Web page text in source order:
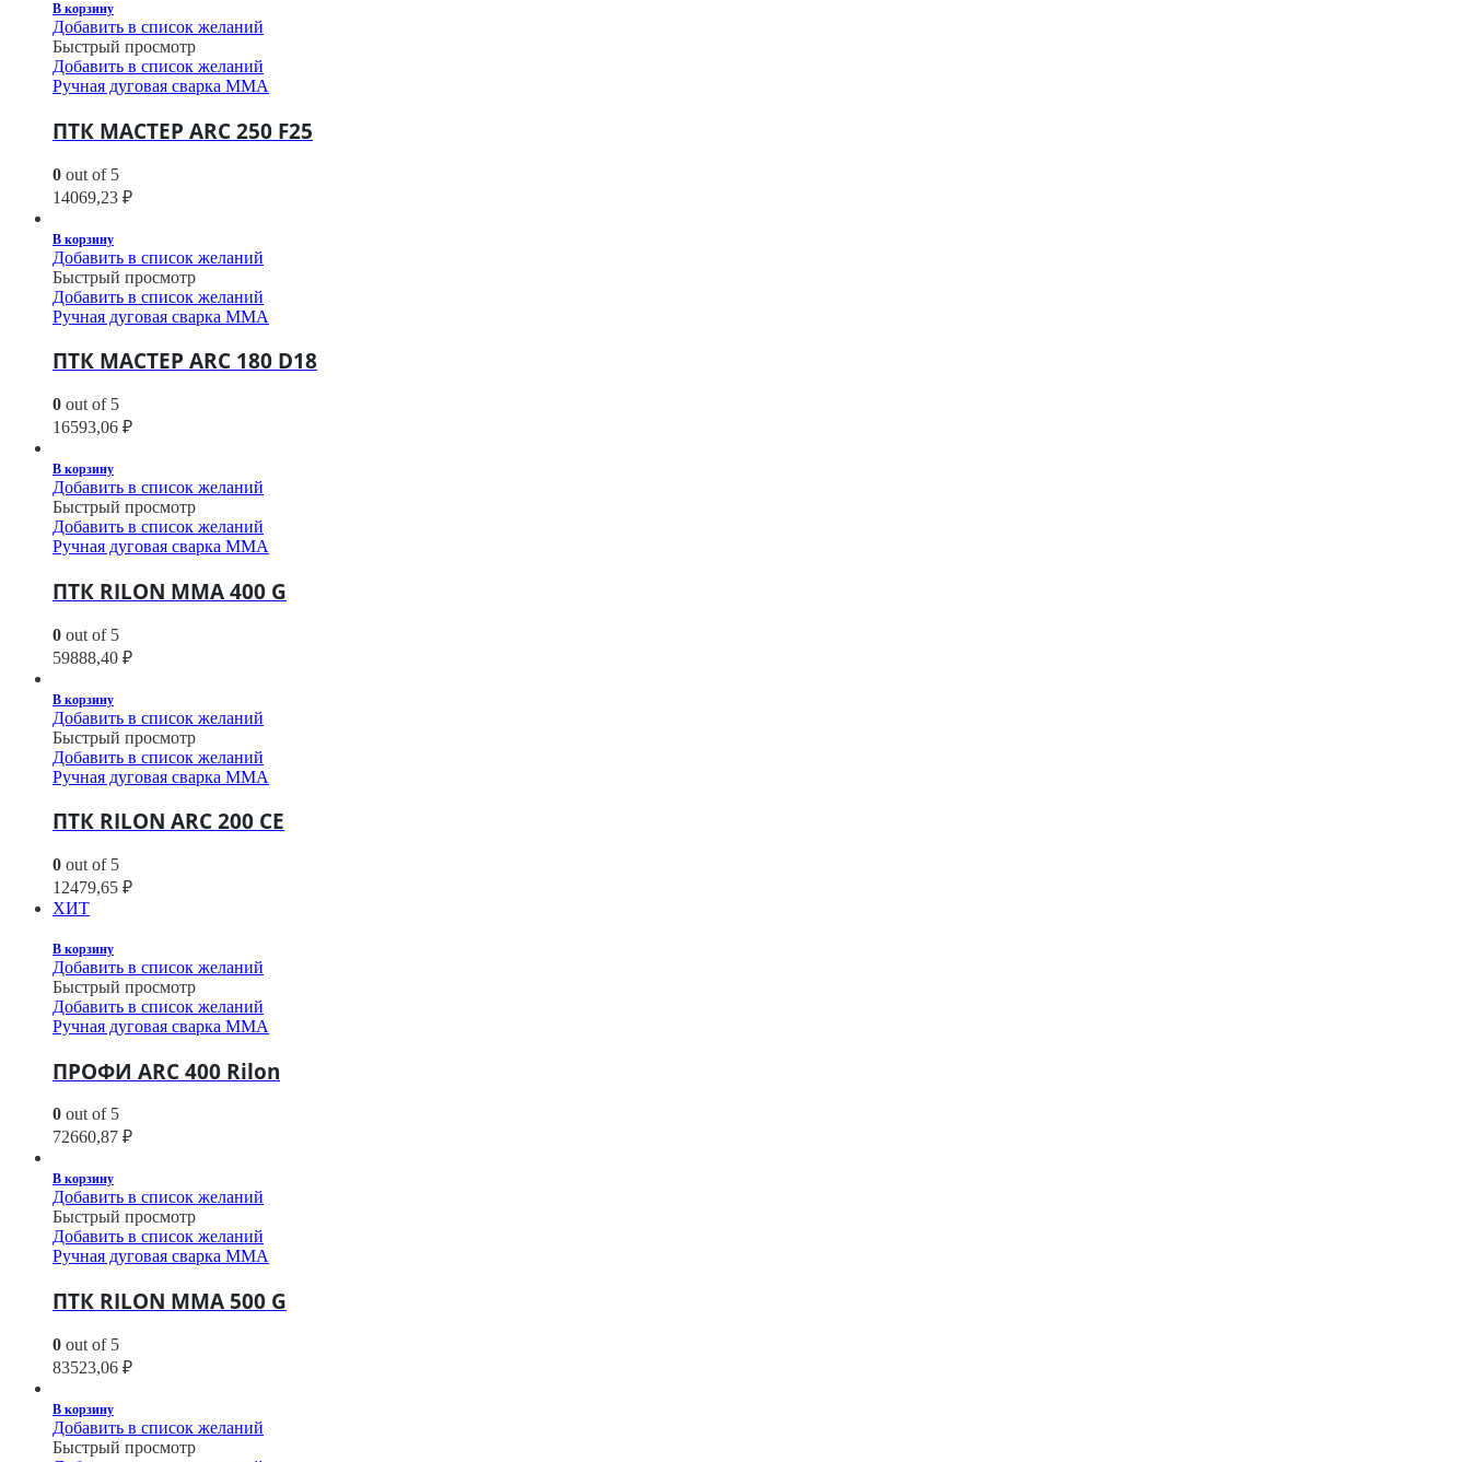
В корзину
Добавить в список желаний
Быстрый просмотр
Добавить в список желаний
Ручная дуговая сварка MMA
ПТК МАСТЕР ARC 250 F25
0 out of 5
14069,23 ₽
В корзину
Добавить в список желаний
Быстрый просмотр
Добавить в список желаний
Ручная дуговая сварка MMA
ПТК МАСТЕР ARC 180 D18
0 out of 5
16593,06 ₽
В корзину
Добавить в список желаний
Быстрый просмотр
Добавить в список желаний
Ручная дуговая сварка MMA
ПТК RILON MMA 400 G
0 out of 5
59888,40 ₽
В корзину
Добавить в список желаний
Быстрый просмотр
Добавить в список желаний
Ручная дуговая сварка MMA
ПТК RILON ARC 200 CE
0 out of 5
12479,65 ₽
ХИТ
В корзину
Добавить в список желаний
Быстрый просмотр
Добавить в список желаний
Ручная дуговая сварка MMA
ПРОФИ ARC 400 Rilon
0 out of 5
72660,87 ₽
В корзину
Добавить в список желаний
Быстрый просмотр
Добавить в список желаний
Ручная дуговая сварка MMA
ПТК RILON MMA 500 G
0 out of 5
83523,06 ₽
В корзину
Добавить в список желаний
Быстрый просмотр